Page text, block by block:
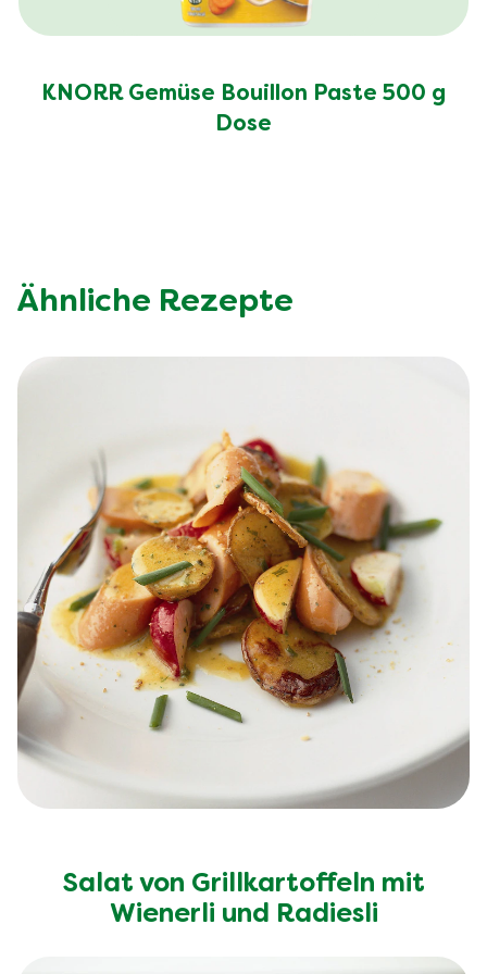
KNORR Gemüse Bouillon Paste 500 g
Dose
Ähnliche Rezepte
Salat von Grillkartoffeln mit
Wienerli und Radiesli